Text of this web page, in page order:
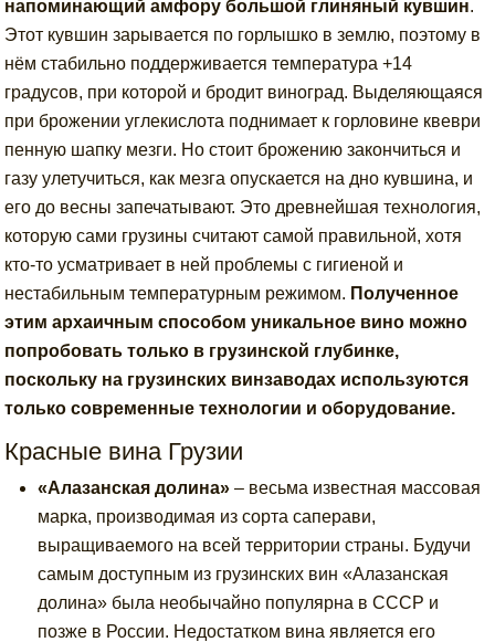
напоминающий амфору большой глиняный кувшин.
Этот кувшин зарывается по горлышко в землю, поэтому в
нём стабильно поддерживается температура +14
градусов, при которой и бродит виноград. Выделяющаяся
при брожении углекислота поднимает к горловине квеври
пенную шапку мезги. Но стоит брожению закончиться и
газу улетучиться, как мезга опускается на дно кувшина, и
его до весны запечатывают. Это древнейшая технология,
которую сами грузины считают самой правильной, хотя
кто-то усматривает в ней проблемы с гигиеной и
нестабильным температурным режимом. Полученное
этим архаичным способом уникальное вино можно
попробовать только в грузинской глубинке,
поскольку на грузинских винзаводах используются
только современные технологии и оборудование.
Красные вина Грузии
«Алазанская долина» – весьма известная массовая
марка, производимая из сорта саперави,
выращиваемого на всей территории страны. Будучи
самым доступным из грузинских вин «Алазанская
долина» была необычайно популярна в СССР и
позже в России. Недостатком вина является его